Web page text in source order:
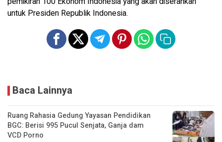
untuk Presiden Republik Indonesia.
Baca Lainnya
Ruang Rahasia Gedung Yayasan Pendidikan
BGC: Berisi 995 Pucul Senjata, Ganja dam
VCD Porno